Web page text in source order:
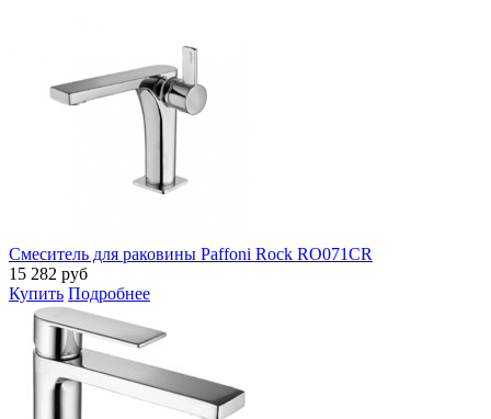
Смеситель для раковины Paffoni Rock RO071CR
15 282 руб
Купить Подробнее